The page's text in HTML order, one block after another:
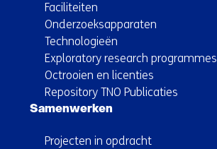
Faciliteiten
Onderzoeksapparaten
Technologieën
Exploratory research programmes
Octrooien en licenties
Repository TNO Publicaties
Samenwerken
Projecten in opdracht